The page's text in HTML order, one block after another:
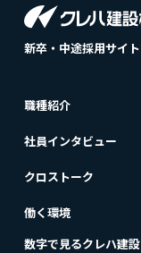
新卒・中途採用サイト
職種紹介
社員インタビュー
クロストーク
働く環境
数字で見るクレハ建設